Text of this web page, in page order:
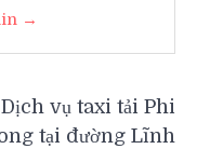
→
Dịch vụ taxi tải Phi
tại đường Lĩnh